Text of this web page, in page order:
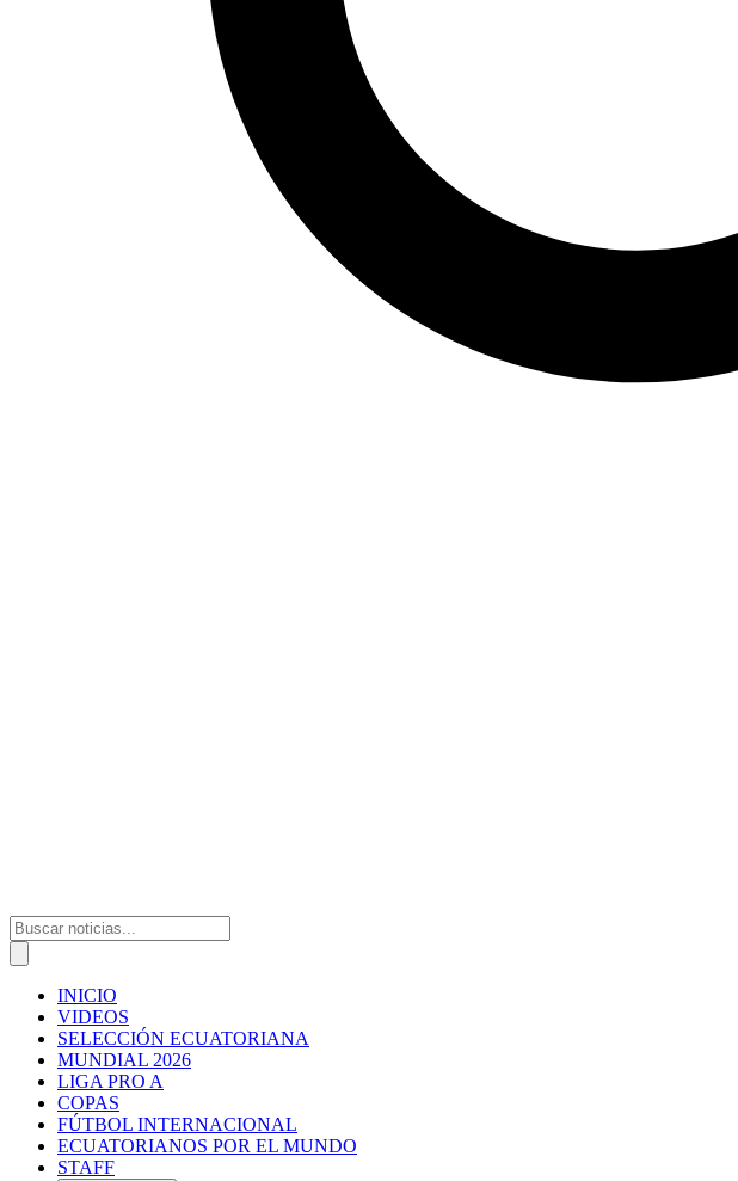
INICIO
VIDEOS
SELECCIÓN ECUATORIANA
MUNDIAL 2026
LIGA PRO A
COPAS
FÚTBOL INTERNACIONAL
ECUATORIANOS POR EL MUNDO
STAFF